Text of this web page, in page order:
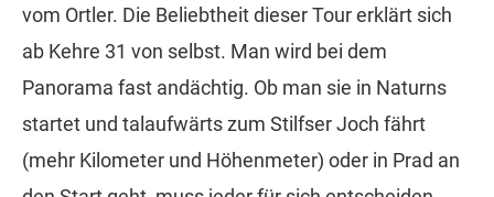
vom Ortler. Die Beliebtheit dieser Tour erklärt sich
ab Kehre 31 von selbst. Man wird bei dem
Panorama fast andächtig. Ob man sie in Naturns
startet und talaufwärts zum Stilfser Joch fährt
(mehr Kilometer und Höhenmeter) oder in Prad an